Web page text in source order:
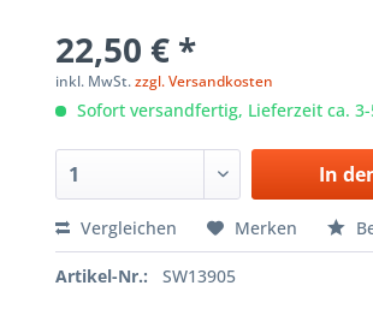
22,50 € *
inkl. MwSt.zzgl. Versandkosten
Sofort versandfertig, Lieferzeit ca.
In
Vergleichen Merken
Artikel-Nr.: SW13905